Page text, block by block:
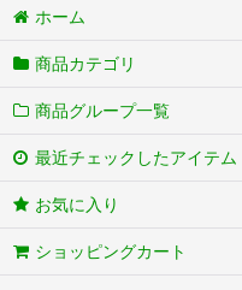
ホーム
商品カテゴリ
商品グループ一覧
最近チェックしたアイテム
お気に入り
ショッピングカート